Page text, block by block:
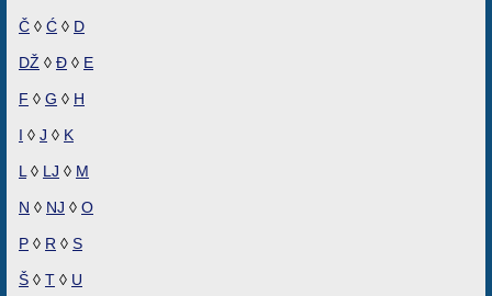
Č ◊ Ć ◊ D
DŽ ◊ Đ ◊ E
F ◊ G ◊ H
I ◊ J ◊ K
L ◊ LJ ◊ M
N ◊ NJ ◊ O
P ◊ R ◊ S
Š ◊ T ◊ U